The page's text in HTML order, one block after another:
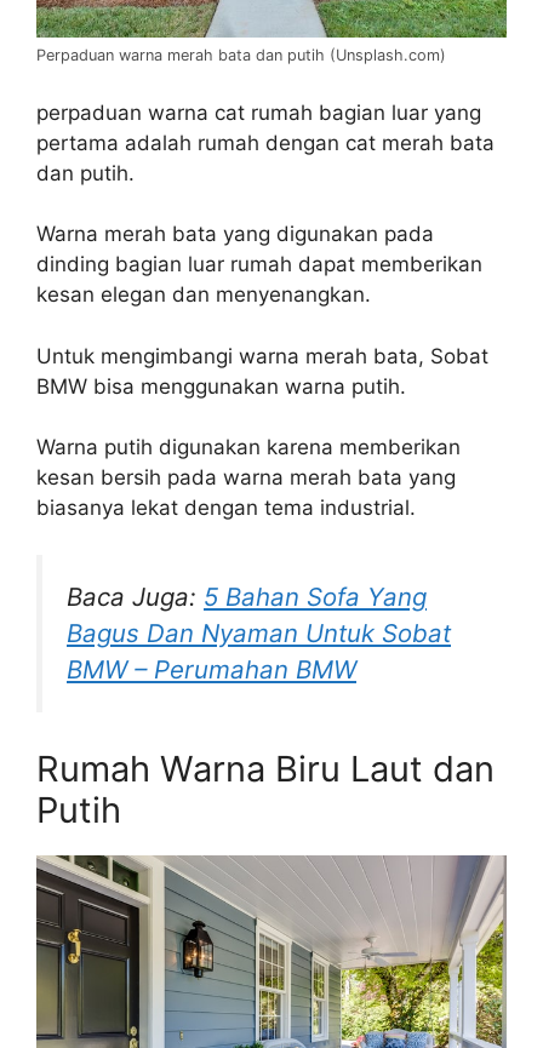
Perpaduan warna merah bata dan putih (Unsplash.com)
perpaduan warna cat rumah bagian luar yang
pertama adalah rumah dengan cat merah bata
dan putih.
Warna merah bata yang digunakan pada
dinding bagian luar rumah dapat memberikan
kesan elegan dan menyenangkan.
Untuk mengimbangi warna merah bata, Sobat
BMW bisa menggunakan warna putih.
Warna putih digunakan karena memberikan
kesan bersih pada warna merah bata yang
biasanya lekat dengan tema industrial.
Baca Juga: 5 Bahan Sofa Yang
Bagus Dan Nyaman Untuk Sobat
BMW – Perumahan BMW
Rumah Warna Biru Laut dan
Putih